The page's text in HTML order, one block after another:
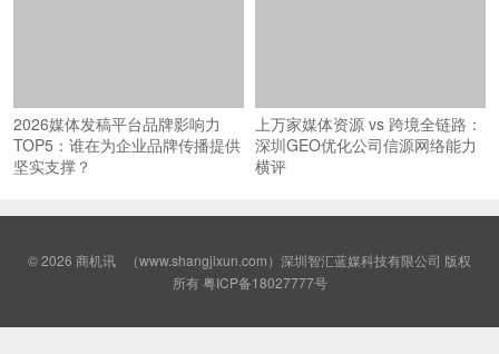
2026媒体发稿平台品牌影响力
TOP5：谁在为企业品牌传播提供
坚实支撑？
上万家媒体资源 vs 跨境全链路：
深圳GEO优化公司信源网络能力
横评
© 2026 商机讯 （www.shangjixun.com）深圳智汇蓝媒科技有限公司 版权
所有粤ICP备18027777号